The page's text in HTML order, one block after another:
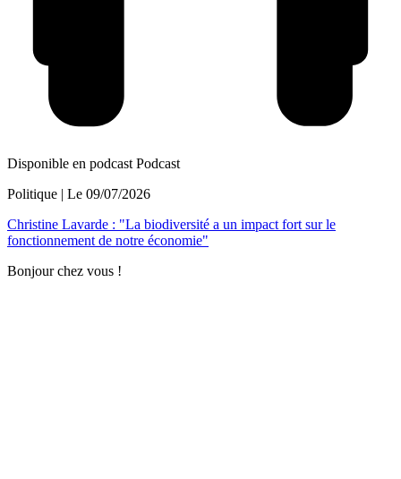
Disponible en podcast Podcast
Politique | Le 09/07/2026
Christine Lavarde : "La biodiversité a un impact fort sur le
fonctionnement de notre économie"
Bonjour chez vous !